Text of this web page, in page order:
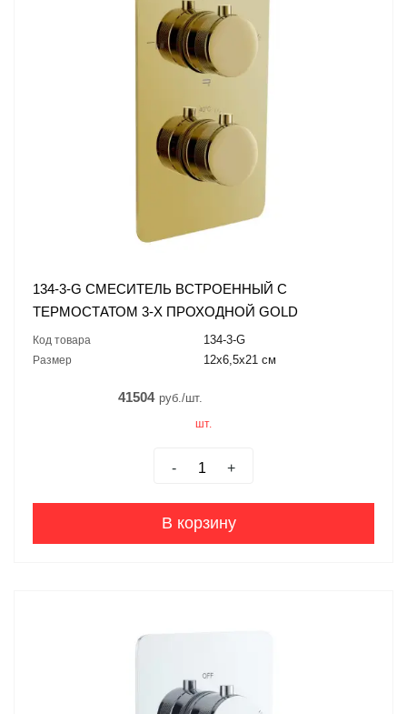
134-3-G СМЕСИТЕЛЬ ВСТРОЕННЫЙ С
ТЕРМОСТАТОМ 3-Х ПРОХОДНОЙ GOLD
Код товара 134-3-G
Размер 12x6,5x21 см
41504 руб./шт.
шт.
- +
В корзину